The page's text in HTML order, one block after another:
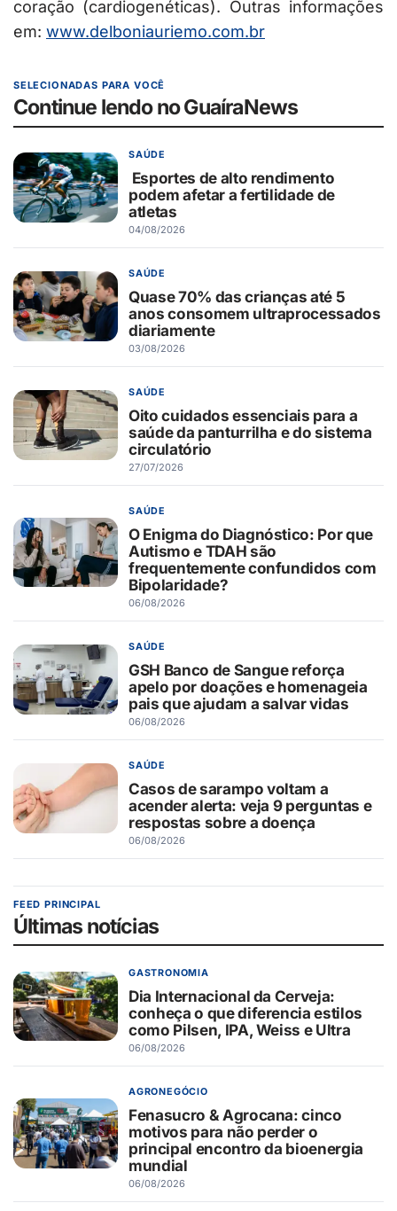
coração (cardiogenéticas). Outras informações
em: www.delboniauriemo.com.br
SELECIONADAS PARA VOCÊ
Continue lendo no GuaíraNews
SAÚDE
Esportes de alto rendimento
podem afetar a fertilidade de
atletas
04/08/2026
SAÚDE
Quase 70% das crianças até 5
anos consomem ultraprocessados
diariamente
03/08/2026
SAÚDE
Oito cuidados essenciais para a
saúde da panturrilha e do sistema
circulatório
27/07/2026
SAÚDE
O Enigma do Diagnóstico: Por que
Autismo e TDAH são
frequentemente confundidos com
Bipolaridade?
06/08/2026
SAÚDE
GSH Banco de Sangue reforça
apelo por doações e homenageia
pais que ajudam a salvar vidas
06/08/2026
SAÚDE
Casos de sarampo voltam a
acender alerta: veja 9 perguntas e
respostas sobre a doença
06/08/2026
FEED PRINCIPAL
Últimas notícias
GASTRONOMIA
Dia Internacional da Cerveja:
conheça o que diferencia estilos
como Pilsen, IPA, Weiss e Ultra
06/08/2026
AGRONEGÓCIO
Fenasucro & Agrocana: cinco
motivos para não perder o
principal encontro da bioenergia
mundial
06/08/2026